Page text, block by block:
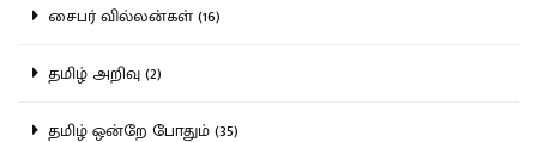
சைபர் வில்லன்கள் (16)
தமிழ் அறிவு (2)
தமிழ் ஒன்றே போதும் (35)